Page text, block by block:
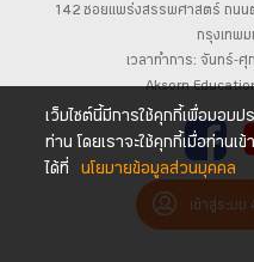
142 ซอยแพร่งสรรพศาสตร์ ถนน
กรุงเทพ
เวลาทำการ: จันทร์-ศุ
Aksorn
เข้าสู่ระบ
เว็บไซต์นี้มีการใช้คุกกี้เพื่อมอบ
ท่าน โดยเราจะใช้คุกกี้เมื่อท่านเ
ได้ที่
นโยบายข้อมูลส่วนบุคคล